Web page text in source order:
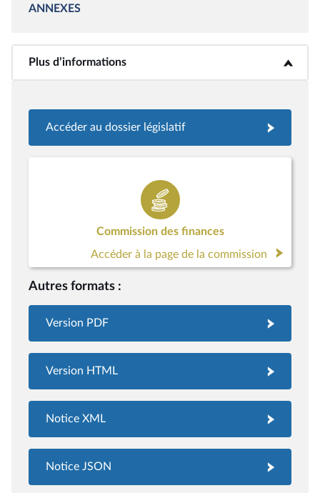
ANNEXES
Plus d’informations<b>Plus d’informations</b>
Accéder au dossier législatif
Commission des finances
Accéder à la page de la commission
Autres formats :
Version PDF
Version HTML
Notice XML
Notice JSON